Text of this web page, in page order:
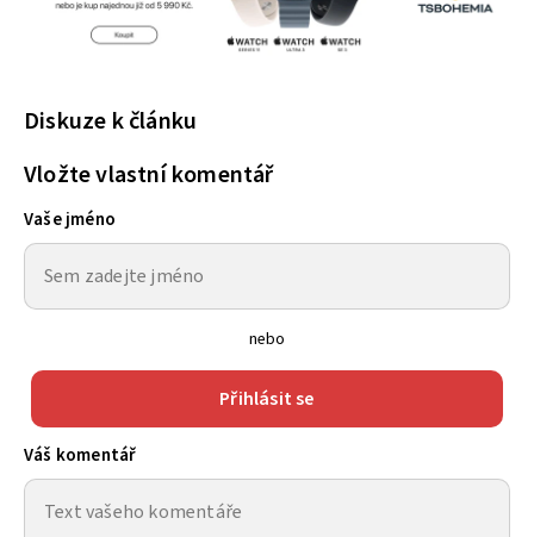
Diskuze k článku
Vložte vlastní komentář
Vaše jméno
nebo
Přihlásit se
Váš komentář